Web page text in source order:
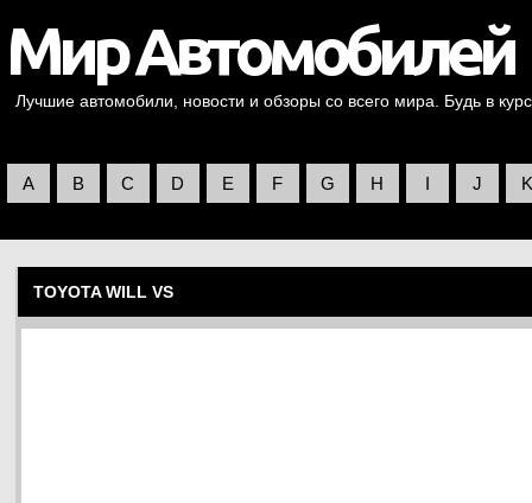
Лучшие автомобили, новости и обзоры со всего мира. Будь в
A B C D E F G H I J K
TOYOTA WILL VS